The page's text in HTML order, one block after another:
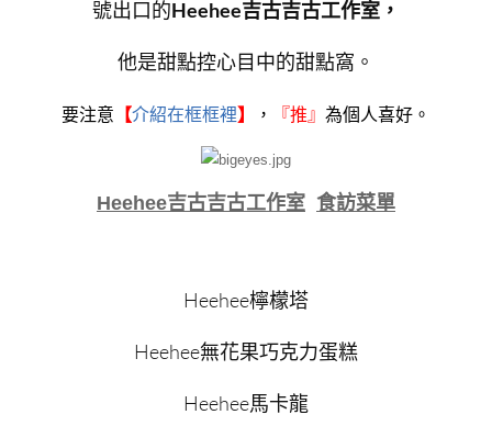
號出口的Heehee吉古吉古工作室，
他是甜點控心目中的甜點窩。
要注意 【介紹在框框裡】 ， 『推』 為個人喜好。
Heehee吉古吉古工作室 食訪菜單
Heehee檸檬塔
Heehee無花果巧克力蛋糕
Heehee馬卡龍